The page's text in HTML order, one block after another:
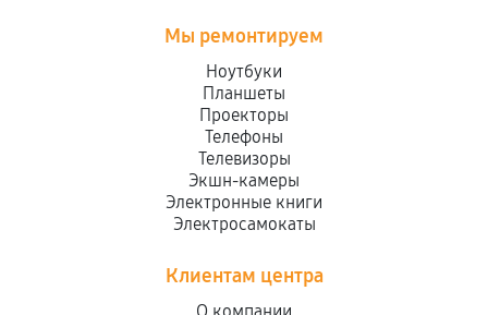
Мы ремонтируем
Ноутбуки
Планшеты
Проекторы
Телефоны
Телевизоры
Экшн-камеры
Электронные книги
Электросамокаты
Клиентам центра